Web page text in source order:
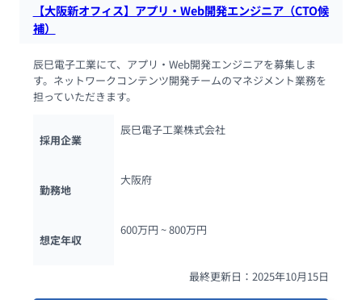
【大阪新オフィス】アプリ・Web開発エンジニア（CTO候
補）
辰巳電子工業にて、アプリ・Web開発エンジニアを募集しま
す。ネットワークコンテンツ開発チームのマネジメント業務を
担っていただきます。
採用企業
辰巳電子工業株式会社
勤務地
大阪府
想定年収
600万円 ~ 800万円
最終更新日：2025年10月15日